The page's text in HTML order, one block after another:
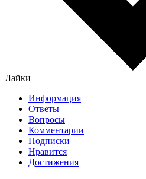
Лайки
Информация
Ответы
Вопросы
Комментарии
Подписки
Нравится
Достижения